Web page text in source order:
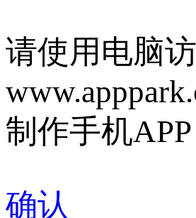
请使用电脑
制作手机APP
确认